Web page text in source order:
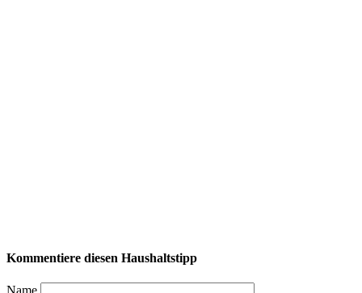
Kommentiere diesen Haushaltstipp